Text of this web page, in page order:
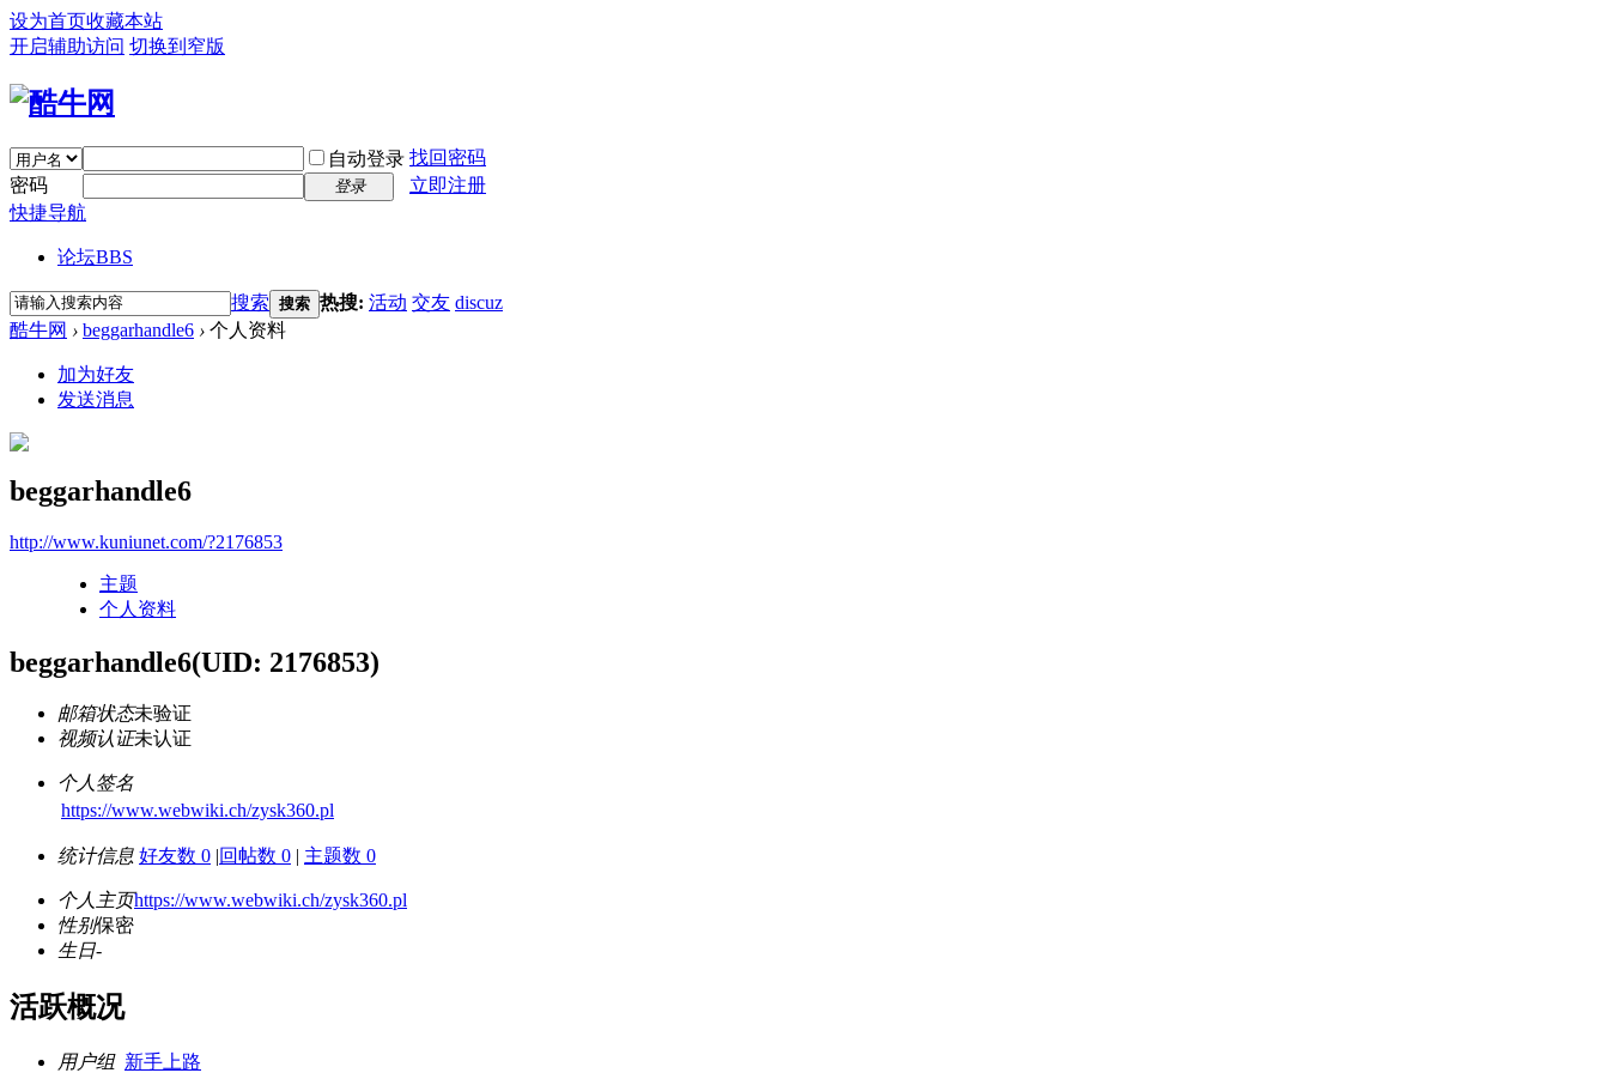
设为首页收藏本站
开启辅助访问 切换到窄版
自动登录 找回密码
密码
登录
立即注册
快捷导航
论坛BBS
搜索 搜索 热搜: 活动 交友 discuz
酷牛网 › beggarhandle6 › 个人资料
加为好友
发送消息
beggarhandle6
http://www.kuniunet.com/?2176853
主题
个人资料
beggarhandle6(UID: 2176853)
邮箱状态未验证
视频认证未认证
个人签名
https://www.webwiki.ch/zysk360.pl
统计信息 好友数 0 |回帖数 0 | 主题数 0
个人主页https://www.webwiki.ch/zysk360.pl
性别保密
生日-
活跃概况
用户组 新手上路